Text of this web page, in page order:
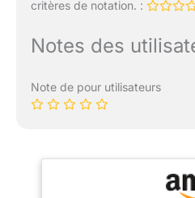
critères de notation. :
Notes des
Note de pour utilisateurs